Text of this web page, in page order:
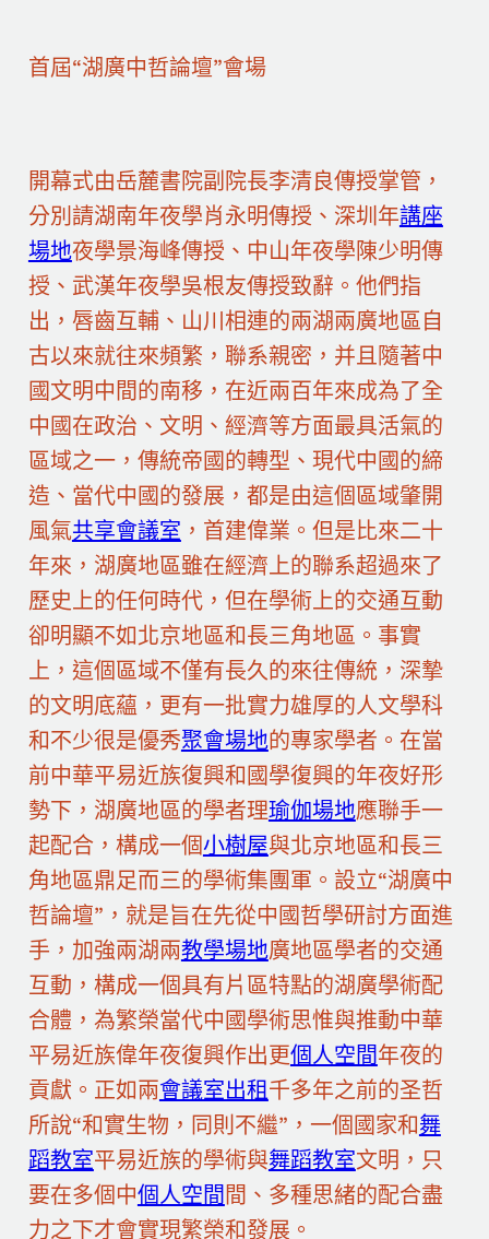
首屆“湖廣中哲論壇”會場
開幕式由岳麓書院副院長李清良傳授掌管，
分別請湖南年夜學肖永明傳授、深圳年講座
場地夜學景海峰傳授、中山年夜學陳少明傳
授、武漢年夜學吳根友傳授致辭。他們指
出，唇齒互輔、山川相連的兩湖兩廣地區自
古以來就往來頻繁，聯系親密，并且隨著中
國文明中間的南移，在近兩百年來成為了全
中國在政治、文明、經濟等方面最具活氣的
區域之一，傳統帝國的轉型、現代中國的締
造、當代中國的發展，都是由這個區域肇開
風氣共享會議室 ，首建偉業。但是比來二十
年來，湖廣地區雖在經濟上的聯系超過來了
歷史上的任何時代，但在學術上的交通互動
卻明顯不如北京地區和長三角地區。事實
上，這個區域不僅有長久的來往傳統，深摯
的文明底蘊，更有一批實力雄厚的人文學科
和不少很是優秀聚會場地的專家學者。在當
前中華平易近族復興和國學復興的年夜好形
勢下，湖廣地區的學者理瑜伽場地應聯手一
起配合，構成一個小樹屋與北京地區和長三
角地區鼎足而三的學術集團軍。設立“湖廣中
哲論壇”，就是旨在先從中國哲學研討方面進
手，加強兩湖兩教學場地廣地區學者的交通
互動，構成一個具有片區特點的湖廣學術配
合體，為繁榮當代中國學術思惟與推動中華
平易近族偉年夜復興作出更個人空間年夜的
貢獻。正如兩會議室出租千多年之前的圣哲
所說“和實生物，同則不繼”，一個國家和舞
蹈教室平易近族的學術與舞蹈教室文明，只
要在多個中個人空間 間、多種思緒的配合盡
力之下才會實現繁榮和發展。